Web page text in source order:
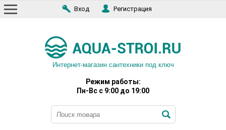
Вход Регистрация
Интернет-магазин сантехники под ключ
Режим работы:
Пн-Вс с 9:00 до 19:00